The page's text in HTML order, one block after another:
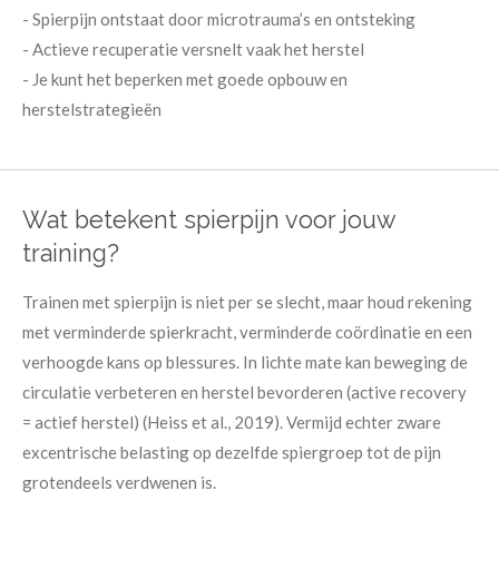
- Spierpijn ontstaat door microtrauma’s en ontsteking
- Actieve recuperatie versnelt vaak het herstel
- Je kunt het beperken met goede opbouw en
herstelstrategieën
Wat betekent spierpijn voor jouw
training?
Trainen met spierpijn is niet per se slecht, maar houd rekening
met verminderde spierkracht, verminderde coördinatie en een
verhoogde kans op blessures. In lichte mate kan beweging de
circulatie verbeteren en herstel bevorderen (active recovery
= actief herstel) (Heiss et al., 2019). Vermijd echter zware
excentrische belasting op dezelfde spiergroep tot de pijn
grotendeels verdwenen is.